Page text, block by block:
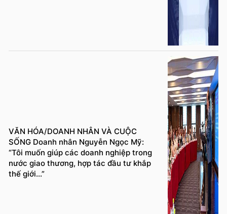
VĂN HÓA/DOANH NHÂN VÀ CUỘC
SỐNG Doanh nhân Nguyễn Ngọc Mỹ:
“Tôi muốn giúp các doanh nghiệp trong
nước giao thương, hợp tác đầu tư khắp
thế giới...”